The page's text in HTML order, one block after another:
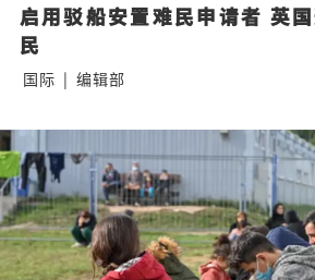
启用驳船安置难民申请者 英
民
国际 | 编辑部